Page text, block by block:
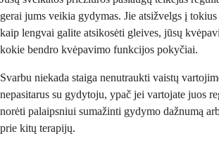
gerai jums veikia gydymas. Jie atsižvelgs į
kaip lengvai galite atsikosėti gleives, jūsų
kokie bendro kvėpavimo funkcijos pokyčiai.
Svarbu niekada staiga nenutraukti vaistų
nepasitarus su gydytoju, ypač jei vartojate juos
norėti palaipsniui sumažinti gydymo dažnumą
prie kitų terapijų.